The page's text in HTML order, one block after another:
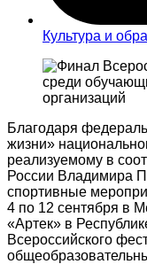
Культура и
Благодаря
жизни»
реализуемому в
России Владимира
спортивные
4 по 12 сентября в
«Артек» в
Всероссийского